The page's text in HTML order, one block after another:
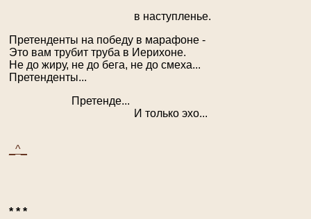
в наступленье.
Претенденты на победу в марафоне -
Это вам трубит труба в Иерихоне.
Не до жиру, не до бега, не до смеха...
Претенденты...
Претенде...
И только эхо...
_^_
* * *